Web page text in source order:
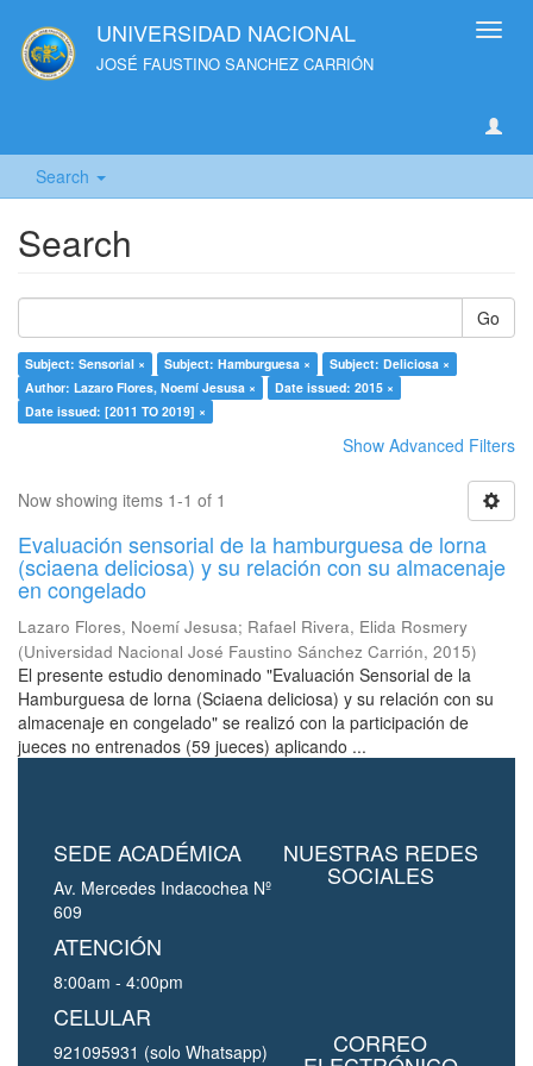
UNIVERSIDAD NACIONAL
JOSÉ FAUSTINO SANCHEZ CARRIÓN
Search
Search
Go
Subject: Sensorial × Subject: Hamburguesa ×
Subject: Deliciosa ×
Author: Lazaro Flores, Noemí Jesusa ×
Date issued: 2015 ×
Date issued: [2011 TO 2019] ×
Show Advanced Filters
Now showing items 1-1 of 1
Evaluación sensorial de la hamburguesa de lorna
(sciaena deliciosa) y su relación con su almacenaje
en congelado
Lazaro Flores, Noemí Jesusa; Rafael Rivera, Elida Rosmery
(Universidad Nacional José Faustino Sánchez Carrión, 2015)
El presente estudio denominado "Evaluación Sensorial de la
Hamburguesa de lorna (Sciaena deliciosa) y su relación con su
almacenaje en congelado" se realizó con la participación de
jueces no entrenados (59 jueces) aplicando ...
SEDE ACADÉMICA
Av. Mercedes Indacochea Nº
609
ATENCIÓN
8:00am - 4:00pm
CELULAR
921095931 (solo Whatsapp)
NUESTRAS REDES
SOCIALES
CORREO